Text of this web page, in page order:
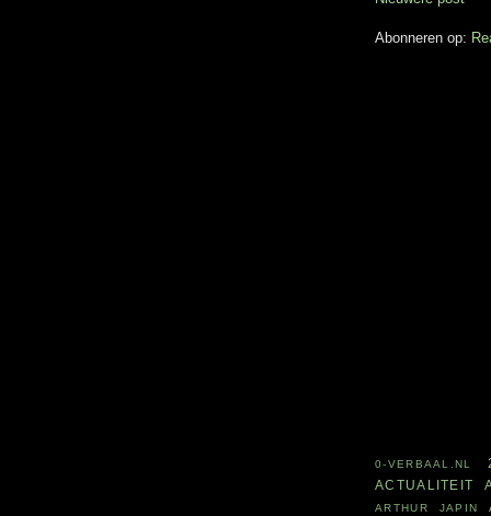
Abonneren op:
0-VERBAAL.NL
ACTUALITEIT
ARTHUR JAPIN